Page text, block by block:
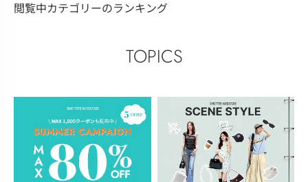
閲覧中カテゴリーのランキング
TOPICS